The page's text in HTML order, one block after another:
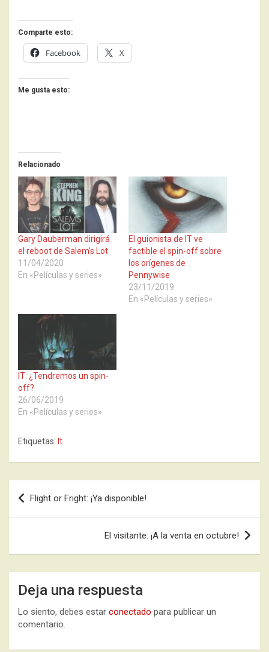
Comparte esto:
Facebook X
Me gusta esto:
Relacionado
Gary Dauberman dirigirá
el reboot de Salem’s Lot
11/04/2020
En «Películas y series»
El guionista de IT ve
factible el spin-off sobre
los orígenes de
Pennywise
23/11/2019
En «Películas y series»
IT: ¿Tendremos un spin-
off?
26/06/2019
En «Películas y series»
Etiquetas: It
Navegación
de
Flight or Fright: ¡Ya disponible!
El visitante: ¡A la venta en octubre!
Deja una respuesta
Lo siento, debes estar conectado para publicar un
comentario.